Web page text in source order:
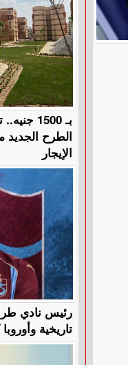
بـ
الطرح الجديد
الإيجار
رئيس نادي
تاريخية